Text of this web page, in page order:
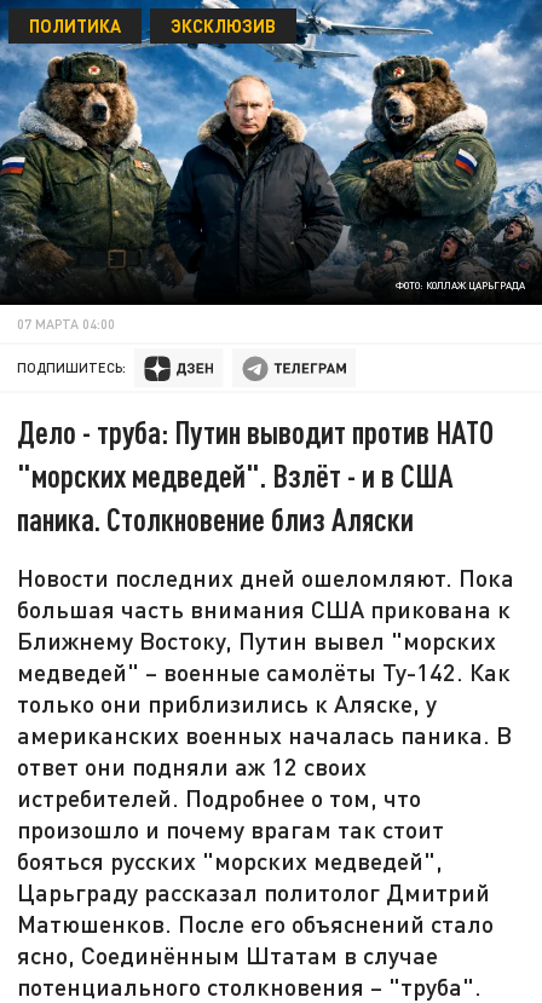
ФОТО: КОЛЛАЖ ЦАРЬГРАДА
ПОЛИТИКА ЭКСКЛЮЗИВ
07 МАРТА 04:00
ПОДПИШИТЕСЬ:
Дело - труба: Путин выводит против НАТО
"морских медведей". Взлёт - и в США
паника. Столкновение близ Аляски
Новости последних дней ошеломляют. Пока
большая часть внимания США прикована к
Ближнему Востоку, Путин вывел "морских
медведей" – военные самолёты Ту-142. Как
только они приблизились к Аляске, у
американских военных началась паника. В
ответ они подняли аж 12 своих
истребителей. Подробнее о том, что
произошло и почему врагам так стоит
бояться русских "морских медведей",
Царьграду рассказал политолог Дмитрий
Матюшенков. После его объяснений стало
ясно, Соединённым Штатам в случае
потенциального столкновения – "труба".